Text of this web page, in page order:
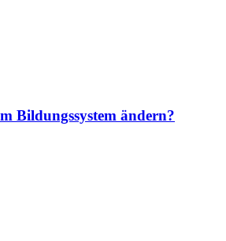
Bildungssystem ändern?